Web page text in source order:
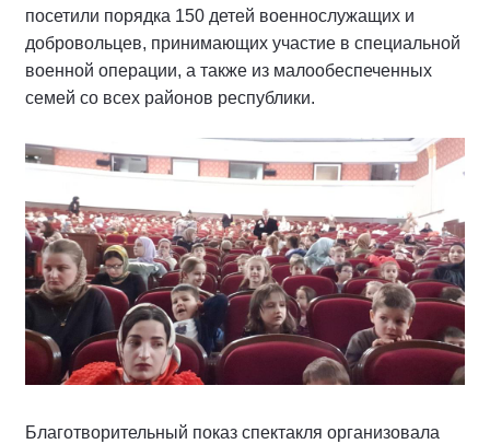
посетили порядка 150 детей военнослужащих и
добровольцев, принимающих участие в специальной
военной операции, а также из малообеспеченных
семей со всех районов республики.
Благотворительный показ спектакля организовала